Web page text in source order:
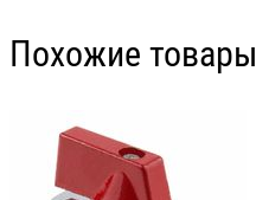
Похожие товары